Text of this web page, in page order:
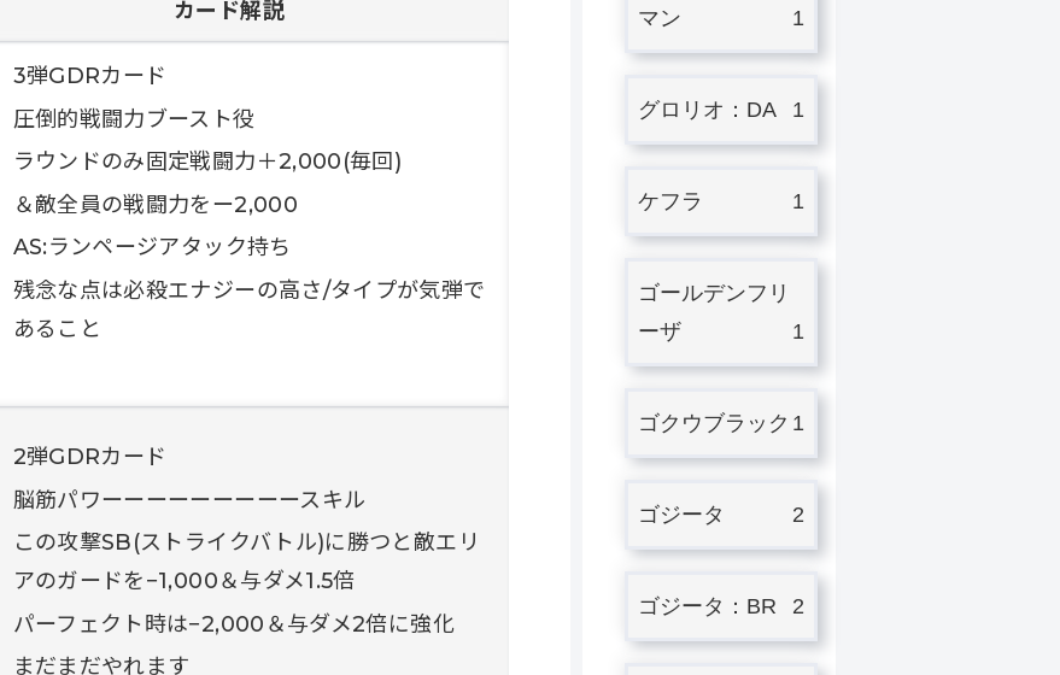
カード解説
3弾GDRカード
圧倒的戦闘力ブースト役
ラウンドのみ固定戦闘力＋2,000(毎回)
＆敵全員の戦闘力をー2,000
AS:ランページアタック持ち
残念な点は必殺エナジーの高さ/タイプが気弾で
あること
2弾GDRカード
脳筋パワーーーーーーーーースキル
この攻撃SB(ストライクバトル)に勝つと敵エリ
アのガードを−1,000＆与ダメ1.5倍
パーフェクト時は−2,000＆与ダメ2倍に強化
まだまだやれます
マン
1
グロリオ：DA 1
ケフラ 1
ゴールデンフリ
ーザ
1
ゴクウブラック 1
ゴジータ 2
ゴジータ：BR 2